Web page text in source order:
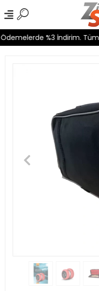
%3 İndirim. Tüm